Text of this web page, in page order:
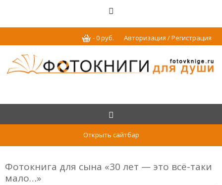
Авторизация / Регистрация
-0руб.
Открыть сайтбар
Фотокнига для сына «30 лет — это всё-таки
мало…»